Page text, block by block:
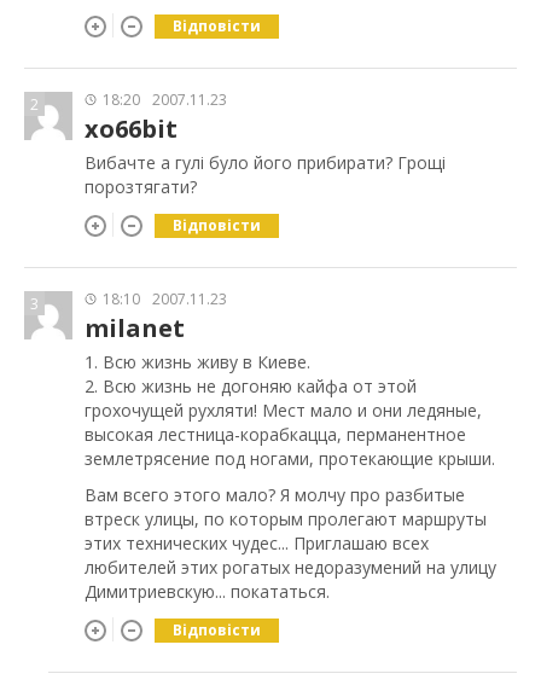
Відповісти
2 18:20 2007.11.23
xo66bit
Вибачте а гулі було його прибирати? Грощі
порозтягати?
Відповісти
3 18:10 2007.11.23
milanet
1. Всю жизнь живу в Киеве.
2. Всю жизнь не догоняю кайфа от этой
грохочущей рухляти! Мест мало и они ледяные,
высокая лестница-корабкацца, перманентное
землетрясение под ногами, протекающие крыши.
Вам всего этого мало? Я молчу про разбитые
втреск улицы, по которым пролегают маршруты
этих технических чудес... Приглашаю всех
любителей этих рогатых недоразумений на улицу
Димитриевскую... покататься.
Відповісти